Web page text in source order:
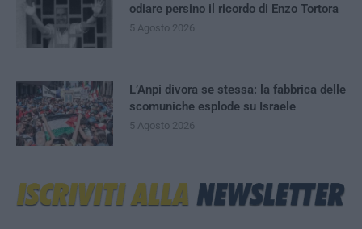
odiare persino il ricordo di Enzo Tortora
5 Agosto 2026
L’Anpi divora se stessa: la fabbrica delle
scomuniche esplode su Israele
5 Agosto 2026